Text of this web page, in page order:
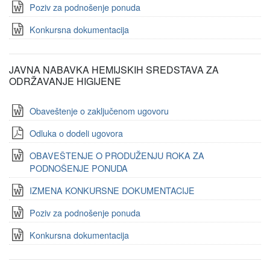
Poziv za podnošenje ponuda
Konkursna dokumentacija
JAVNA NABAVKA HEMIJSKIH SREDSTAVA ZA
ODRŽAVANJE HIGIJENE
Obaveštenje o zaključenom ugovoru
Odluka o dodeli ugovora
OBAVEŠTENJE O PRODUŽENJU ROKA ZA
PODNOŠENJE PONUDA
IZMENA KONKURSNE DOKUMENTACIJE
Poziv za podnošenje ponuda
Konkursna dokumentacija